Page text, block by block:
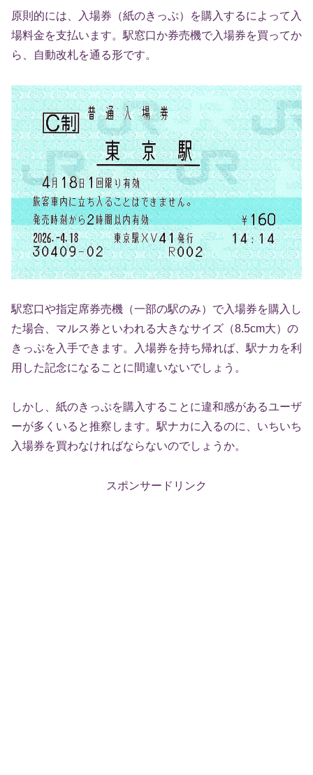
原則的には、入場券（紙のきっぷ）を購入するによって入
場料金を支払います。駅窓口か券売機で入場券を買ってか
ら、自動改札を通る形です。
駅窓口や指定席券売機（一部の駅のみ）で入場券を購入し
た場合、マルス券といわれる大きなサイズ（8.5cm大）の
きっぷを入手できます。入場券を持ち帰れば、駅ナカを利
用した記念になることに間違いないでしょう。
しかし、紙のきっぷを購入することに違和感があるユーザ
ーが多くいると推察します。駅ナカに入るのに、いちいち
入場券を買わなければならないのでしょうか。
スポンサードリンク